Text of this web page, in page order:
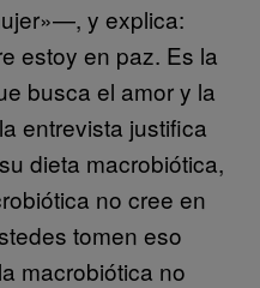
y explica:
estoy en paz. Es la
busca el amor y la
entrevista justifica
dieta macrobiótica,
no cree en
tomen eso
macrobiótica no